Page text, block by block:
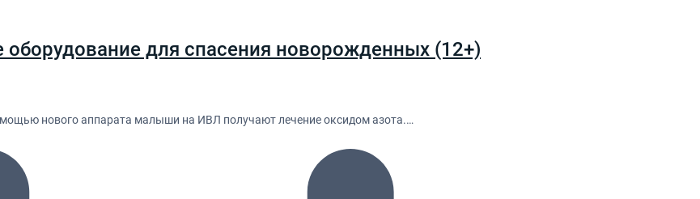
для спасения новорожденных (12+)
нового аппарата малыши на ИВЛ получают лечение оксидом азота.…